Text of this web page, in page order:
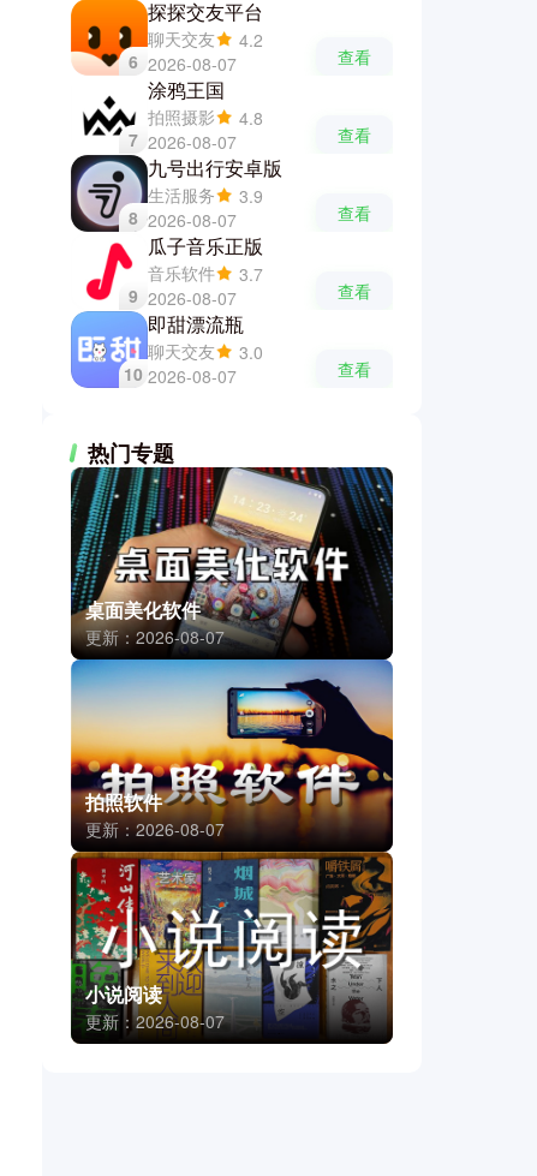
6
探探交友平台
聊天交友
4.2
2026-08-07
查看
7
涂鸦王国
拍照摄影
4.8
2026-08-07
查看
8
九号出行安卓版
生活服务
3.9
2026-08-07
查看
9
瓜子音乐正版
音乐软件
3.7
2026-08-07
查看
10
即甜漂流瓶
聊天交友
3.0
2026-08-07
查看
热门专题
桌面美化软件
更新：2026-08-07
拍照软件
更新：2026-08-07
小说阅读
更新：2026-08-07